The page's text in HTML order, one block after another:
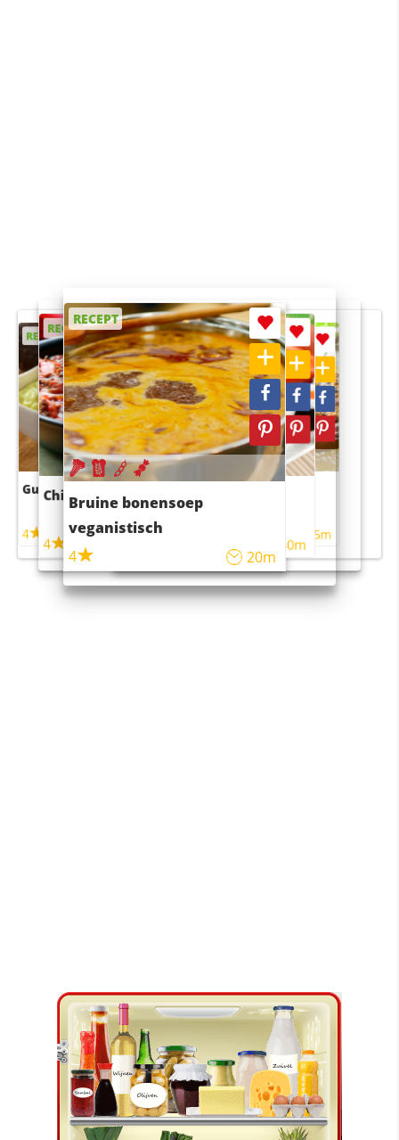
RECEPT
Guacamole
4
RECEPT
Chili con carne
4 45m
RECEPT
Bruine bonensoep
veganistisch
4
20m
RECEPT
Sushi rijstsalade
maaltijdsalade
40m
RECEPT
4 55m